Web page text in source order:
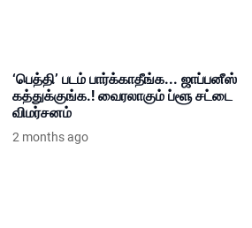
‘பெத்தி’ படம் பார்க்காதீங்க... ஜாப்பனீஸ்
கத்துக்குங்க.! வைரலாகும் ப்ளூ சட்டை
விமர்சனம்
2 months ago